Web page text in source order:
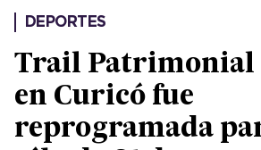
DEPORTES
Trail Patrimonial
en Curicó fue
reprogramada